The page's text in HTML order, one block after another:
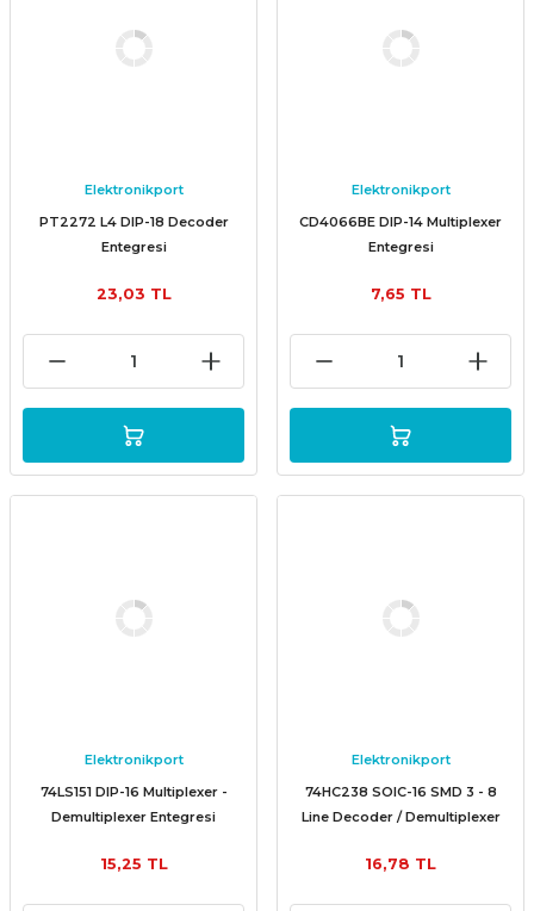
Elektronikport
PT2272 L4 DIP-18 Decoder
Entegresi
23,03 TL
Elektronikport
CD4066BE DIP-14 Multiplexer
Entegresi
7,65 TL
Elektronikport
74LS151 DIP-16 Multiplexer -
Demultiplexer Entegresi
15,25 TL
Elektronikport
74HC238 SOIC-16 SMD 3 - 8
Line Decoder / Demultiplexer
16,78 TL